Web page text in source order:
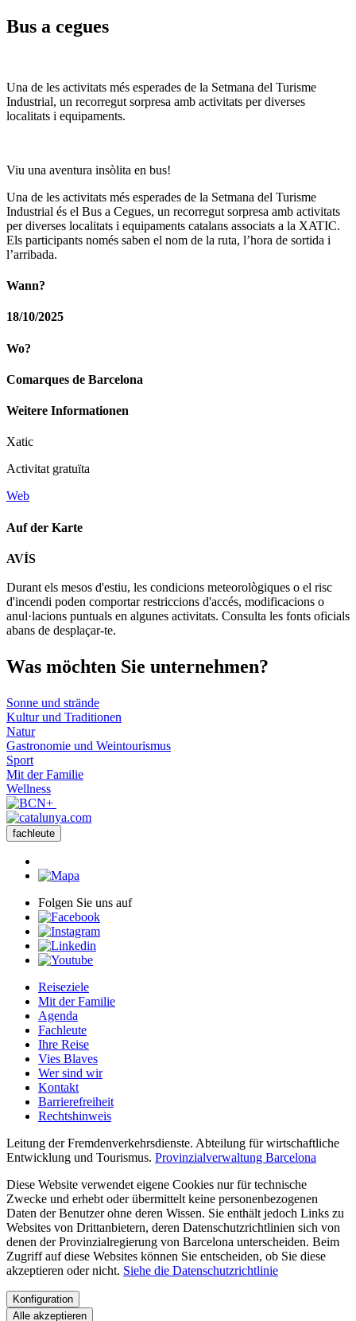
Bus a cegues
Una de les activitats més esperades de la Setmana del Turisme
Industrial, un recorregut sorpresa amb activitats per diverses
localitats i equipaments.
Viu una aventura insòlita en bus!
Una de les activitats més esperades de la Setmana del Turisme
Industrial és el Bus a Cegues, un recorregut sorpresa amb activitats
per diverses localitats i equipaments catalans associats a la XATIC.
Els participants només saben el nom de la ruta, l’hora de sortida i
l’arribada.
Wann?
18/10/2025
Wo?
Comarques de Barcelona
Weitere Informationen
Xatic
Activitat gratuïta
Web
Auf der Karte
−
AVÍS
Durant els mesos d'estiu, les condicions meteorològiques o el risc
d'incendi poden comportar restriccions d'accés, modificacions o
anul·lacions puntuals en algunes activitats. Consulta les fonts oficials
abans de desplaçar-te.
Was möchten Sie unternehmen?
Sonne und strände
Kultur und Traditionen
Natur
Gastronomie und Weintourismus
Sport
Mit der Familie
Wellness
fachleute
Folgen Sie uns auf
Reiseziele
Mit der Familie
Agenda
Fachleute
Ihre Reise
Vies Blaves
Wer sind wir
Kontakt
Barrierefreiheit
Rechtshinweis
Leitung der Fremdenverkehrsdienste. Abteilung für wirtschaftliche
Entwicklung und Tourismus. Provinzialverwaltung Barcelona
Diese Website verwendet eigene Cookies nur für technische
Zwecke und erhebt oder übermittelt keine personenbezogenen
Daten der Benutzer ohne deren Wissen. Sie enthält jedoch Links zu
Websites von Drittanbietern, deren Datenschutzrichtlinien sich von
denen der Provinzialregierung von Barcelona unterscheiden. Beim
Zugriff auf diese Websites können Sie entscheiden, ob Sie diese
akzeptieren oder nicht. Siehe die Datenschutzrichtlinie
Konfiguration
Alle akzeptieren